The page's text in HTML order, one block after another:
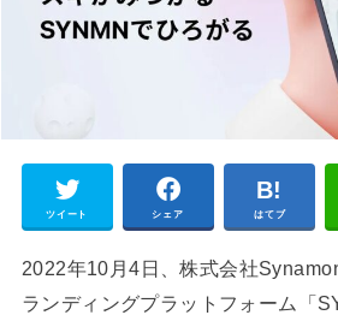
ツイート シェア はてブ
2022年10月4日、株式会社
ランディングプラットフォーム「